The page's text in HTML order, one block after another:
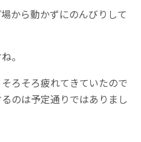
から動かずにのんびりして
。
ろそろ疲れてきていたので
のは予定通りではありまし